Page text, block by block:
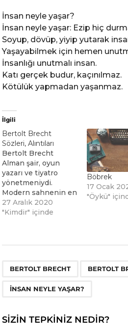
İnsan neyle yaşar?
İnsan neyle yaşar: Ezip hiç
Soyup, dövüp, yiyip yutarak
Yaşayabilmek için hemen
İnsanlığı unutmalı insan.
Katı gerçek budur, kaçınılmaz.
Kötülük yapmadan yaşanmaz.
İlgili
Bertolt Brecht
Sözleri, Alıntıları
Bertolt Brecht
Alman şair, oyun
yazarı ve tiyatro
yönetmeniydi.
Modern sahnenin en
büyük dramatik
yaratımlarından biri
1898'de doğdu ve 14
öldü. İşte Bertolt
27 Aralık 2020
"Kimdir" içinde
Böbrek
17 Ocak
"Öykü"
BERTOLT BRECHT BERTOLT
İNSAN NEYLE YAŞAR?
SIZIN TEPKINIZ NEDIR?